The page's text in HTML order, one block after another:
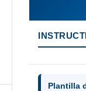
Plantilla